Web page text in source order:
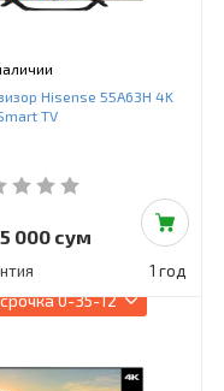
Hisense 55A63H 4K
TV
000 сум
1 год
0-35-12